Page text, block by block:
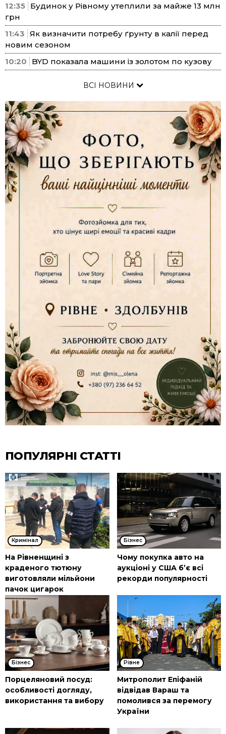
12:35 Будинок у Рівному утеплили за майже 13 млн
грн
11:43 Як визначити потребу ґрунту в калії перед
новим сезоном
10:20
BYD показала машини із золотом по кузову
ВСІ НОВИНИ
ПОПУЛЯРНІ СТАТТІ
Кримінал
На Рівненщині з
краденого тютюну
виготовляли мільйони
пачок цигарок
Бізнес
Чому покупка авто на
аукціоні у США б’є всі
рекорди популярності
Бізнес
Порцеляновий посуд:
особливості догляду,
використання та вибору
Рівне
Митрополит Епіфаній
відвідав Вараш та
помолився за перемогу
України